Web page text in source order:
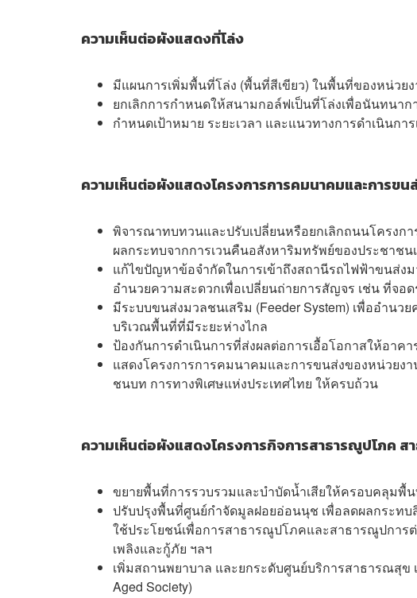
ความเห็นต่อผังแสดงที่โล่ง
มีแผนการเพิ่มพื้นที่โล่ง (พื้นที่สีเขียว) ในพื้นที่ของหน่ว
ยกเลิกการกำหนดให้สนามกอล์ฟเป็นที่โล่งเพื่อนันทนา
กำหนดเป้าหมาย ระยะเวลา และแนวทางการดำเนินกา
ความเห็นต่อผังแสดงโครงการการคมนาคมและการขน
พิจารณาทบทวนและปรับเปลี่ยนหรือยกเลิกถนนโครงก
ผลกระทบจากการเวนคืนอสังหาริมทรัพย์ของประชาชน
แก้ไขปัญหาข้อจำกัดในการเข้าถึงสถานีรถไฟฟ้าขนส่ง
อำนวยความสะดวกเพื่อเปลี่ยนถ่ายการสัญจร เช่น ที่จอ
มีระบบขนส่งมวลชนเสริม (Feeder System) เพื่ออำน
บริเวณพื้นที่ที่มีระยะห่างไกล
ป้องกันการดำเนินการที่ส่งผลต่อการเอื้อโอกาสให้อา
แสดงโครงการการคมนาคมและการขนส่งของหน่วยง
ชนบท การทางพิเศษแห่งประเทศไทย ให้ครบถ้วน
ความเห็นต่อผังแสดงโครงการกิจการสาธารณูปโภค ส
ขยายพื้นที่การรวบรวมและบำบัดน้ำเสียให้ครอบคลุมพื้
ปรับปรุงพื้นที่ศูนย์กำจัดมูลฝอยอ่อนนุช เพื่อลดผลกระท
ใช้ประโยชน์เพื่อการสาธารณูปโภคและสาธารณูปกา
เพลิงและกู้ภัย ฯลฯ
เพิ่มสถานพยาบาล และยกระดับศูนย์บริการสาธารณสุข
Aged Society)